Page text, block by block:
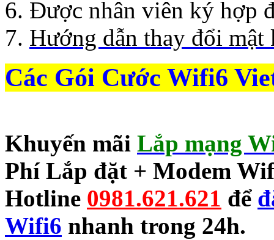
Được nhân viên ký hợp
Hướng dẫn thay đổi
Các Gói Cước Wifi6
Khuyến mãi Lắp mạng
Phí Lắp đặt + Modem
Hotline 0981.621.621 để
Wifi6 nhanh trong 24h.